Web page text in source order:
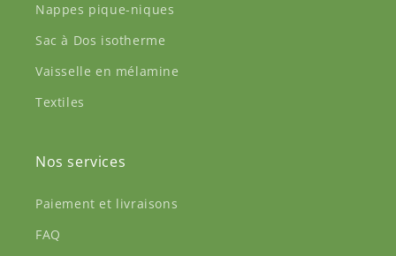
Nappes pique-niques
Sac à Dos isotherme
Vaisselle en mélamine
Textiles
Nos services
Paiement et livraisons
FAQ